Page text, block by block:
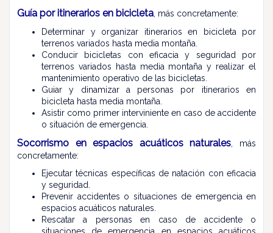
Guía por itinerarios en bicicleta , más concretamente:
Determinar y organizar itinerarios en bicicleta por
terrenos variados hasta media montaña.
Conducir bicicletas con eficacia y seguridad por
terrenos variados hasta media montaña y realizar el
mantenimiento operativo de las bicicletas.
Guiar y dinamizar a personas por itinerarios en
bicicleta hasta media montaña.
Asistir como primer interviniente en caso de accidente
o situación de emergencia.
Socorrismo en espacios acuáticos naturales , más
concretamente:
Ejecutar técnicas específicas de natación con eficacia
y seguridad.
Prevenir accidentes o situaciones de emergencia en
espacios acuáticos naturales.
Rescatar a personas en caso de accidente o
situaciones de emergencia en espacios acuáticos